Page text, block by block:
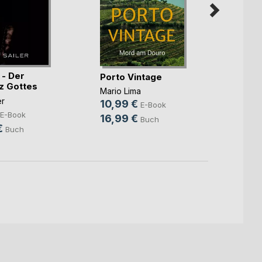
- Der
Gottes
E-Book
Buch
Porto Vintage
Mario Lima
10,99 € E-Book
16,99 € Buch